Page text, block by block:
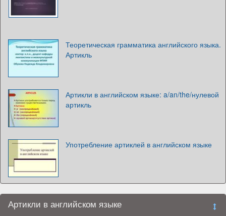
Теоретическая грамматика английского языка.
Артикль
Артикли в английском языке: a/an/the/нулевой
артикль
Употребление артиклей в английском языке
Артикли в английском языке